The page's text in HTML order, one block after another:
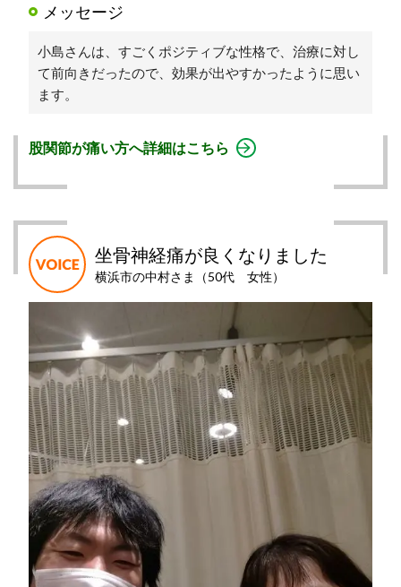
メッセージ
小島さんは、すごくポジティブな性格で、治療に対し
て前向きだったので、効果が出やすかったように思い
ます。
股関節が痛い方へ詳細はこちら
坐骨神経痛が良くなりました
横浜市の中村さま（50代 女性）